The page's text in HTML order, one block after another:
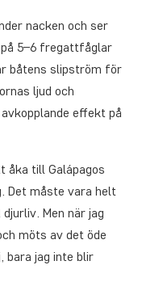
nacken och ser
på 5–6 fregattfåglar
båtens slipström för
ljud och
effekt på
åka till Galápagos
Det måste vara helt
Men när jag
möts av det öde
bara jag inte blir